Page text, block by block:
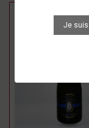
Je